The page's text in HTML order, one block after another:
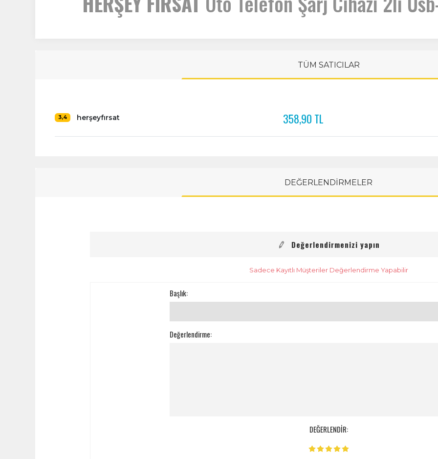
TÜM SATICILAR
3,4 herşeyfırsat 358,90 TL
DEĞERLENDİRMELER
Değerlendirmenizi yapın
Sadece Kayıtlı Müşteriler Değerlendirme Yapabilir
Başlık:
Değerlendirme:
DEĞERLENDİR: